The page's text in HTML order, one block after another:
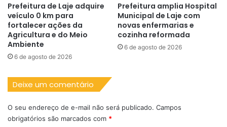
Prefeitura de Laje adquire
veículo 0 km para
fortalecer ações da
Agricultura e do Meio
Ambiente
6 de agosto de 2026
Prefeitura amplia Hospital
Municipal de Laje com
novas enfermarias e
cozinha reformada
6 de agosto de 2026
Deixe um comentário
O seu endereço de e-mail não será publicado. Campos
obrigatórios são marcados com *